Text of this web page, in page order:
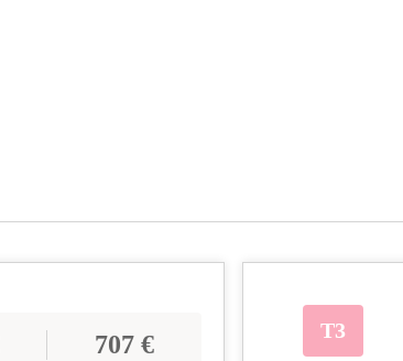
707 € T3